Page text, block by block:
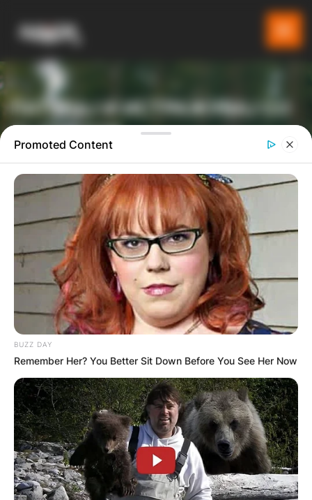
ПАТУВАЈ И ИСТРАЖУВАЈ СО
GLADIATOR
ТУРИСТИЧКА ПЛАТФОРМА
Барај
Promoted Content
BUZZ DAY
Remember Her? You Better Sit Down Before You See Her Now